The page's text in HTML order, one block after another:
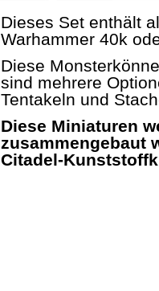
Dieses Set enthält
Warhammer 40k
Diese
sind mehrere
Tentakeln und
Diese Miniaturen
zusammengebaut
Citadel-